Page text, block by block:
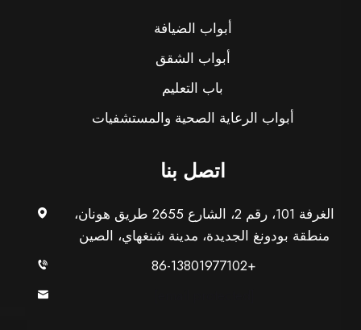
أبواب الضيافة
أبواب الشقق
باب التعليم
أبواب الرعاية الصحية والمستشفيات
اتصل بنا
الغرفة 101، رقم 2، الشارع 2655 طريق هونان،
منطقة بودونغ الجديدة، مدينة شنغهاي، الصين
+86-13801977102